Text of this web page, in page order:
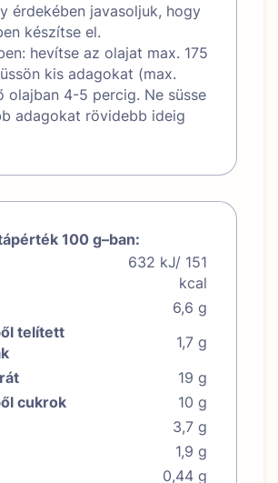
érdekében javasoljuk, hogy
készítse el.
hevítse az olajat max. 175
kis adagokat (max.
olajban 4-5 percig. Ne süsse
adagokat rövidebb ideig
100 g–ban:
632 kJ/ 151
kcal
6,6 g
telített
1,7 g
19 g
cukrok
10 g
3,7 g
1,9 g
0,44 g